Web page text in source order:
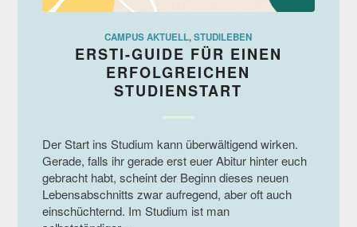
CAMPUS AKTUELL,STUDILEBEN
ERSTI-GUIDE FÜR EINEN
ERFOLGREICHEN
STUDIENSTART
Der Start ins Studium kann überwältigend wirken.
Gerade, falls ihr gerade erst euer Abitur hinter euch
gebracht habt, scheint der Beginn dieses neuen
Lebensabschnitts zwar aufregend, aber oft auch
einschüchternd. Im Studium ist man